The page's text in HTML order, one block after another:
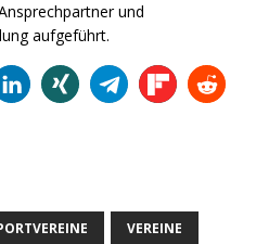
und
aufgeführt.
VEREINE